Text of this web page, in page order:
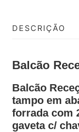
DESCRIÇÃO
Balcão
Balcão
tampo em
forrada com
gaveta c/